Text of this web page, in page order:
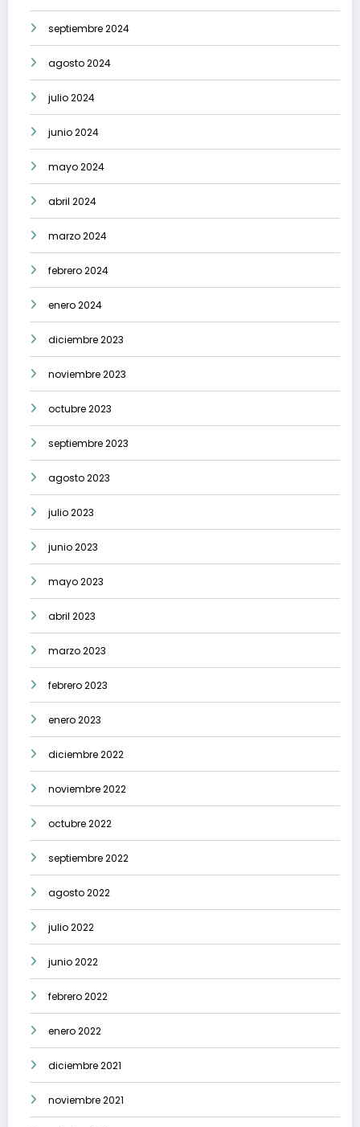
septiembre 2024
agosto 2024
julio 2024
junio 2024
mayo 2024
abril 2024
marzo 2024
febrero 2024
enero 2024
diciembre 2023
noviembre 2023
octubre 2023
septiembre 2023
agosto 2023
julio 2023
junio 2023
mayo 2023
abril 2023
marzo 2023
febrero 2023
enero 2023
diciembre 2022
noviembre 2022
octubre 2022
septiembre 2022
agosto 2022
julio 2022
junio 2022
febrero 2022
enero 2022
diciembre 2021
noviembre 2021